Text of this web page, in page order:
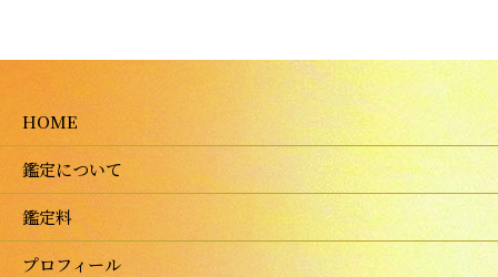
HOME
鑑定について
鑑定料
プロフィール